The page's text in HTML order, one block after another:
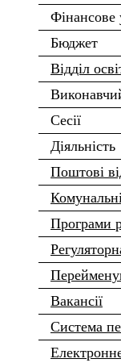
Фінансове
Бюджет
Відділ
Сесії
Діяльність
Поштові
Програми
Вакансії
Система